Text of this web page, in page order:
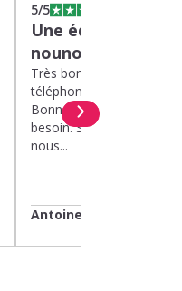
5/5
Une équipe
nounou parfaite!
Très bons interlocuteurs
téléphone. Rapidité.
Bonne compréhension
besoin. Soucis du détail.
nous...
Antoine